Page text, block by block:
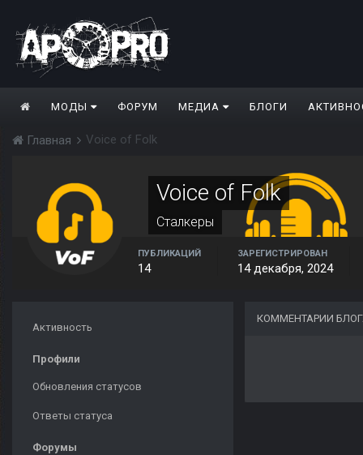
МОДЫ ФОРУМ МЕДИА БЛОГИ
Главная Voice of Folk
Voice of Folk
Сталкеры
ПУБЛИКАЦИЙ
14
ЗАРЕГИСТРИРОВАН
14 декабря, 2024
Активность
Профили
Обновления статусов
Ответы статуса
Форумы
КОММЕНТАРИИ